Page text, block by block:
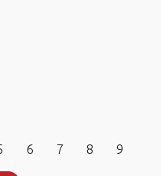
6 7 8 9